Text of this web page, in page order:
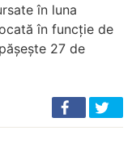
în luna
în funcție de
27 de